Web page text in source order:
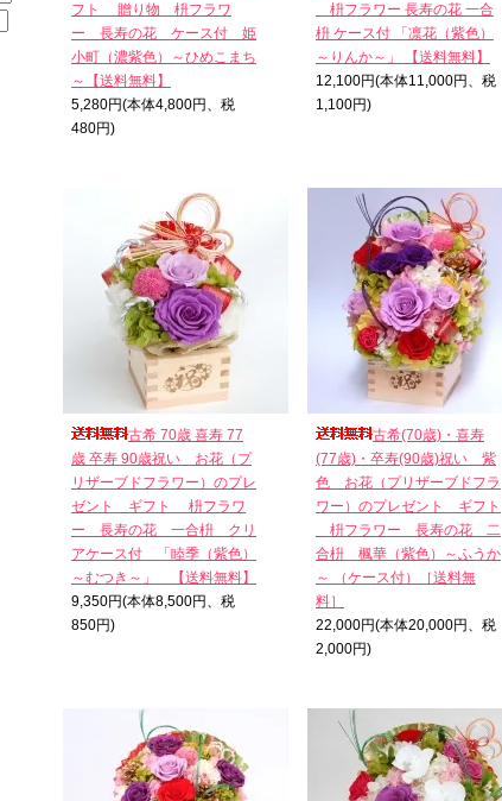
フト 贈り物 枡フラワ
ー 長寿の花 ケース付 姫
小町（濃紫色）～ひめこまち
～【送料無料】
5,280円(本体4,800円、税
480円)
枡フラワー 長寿の花 一合
枡 ケース付 「凛花（紫色）
～りんか～」 【送料無料】
12,100円(本体11,000円、税
1,100円)
古希 70歳 喜寿 77
歳 卒寿 90歳祝い お花（プ
リザーブドフラワー）のプレ
ゼント ギフト 枡フラワ
ー 長寿の花 一合枡 クリ
アケース付 「睦季（紫色）
～むつき～」 【送料無料】
9,350円(本体8,500円、税
850円)
古希(70歳)・喜寿
(77歳)・卒寿(90歳)祝い＿紫
色 お花（プリザーブドフラ
ワー）のプレゼント ギフト
枡フラワー 長寿の花 二
合枡 楓華（紫色）～ふうか
～ （ケース付）［送料無
料］
22,000円(本体20,000円、税
2,000円)